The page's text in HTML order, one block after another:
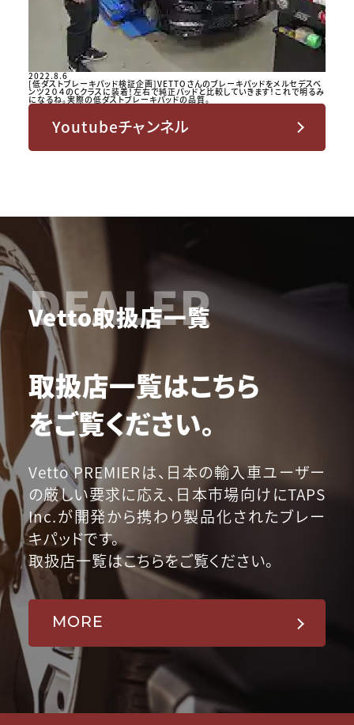
2022.8.6
[低ダストブレーキパッド検証企画]VETTOさんのブレーキパッドをメルセデスベ
ンツ２０４のCクラスに装着！左右で純正パッドと比較していきます！これで明るみ
になるね。実際の低ダストブレーキパッドの品質。
Youtubeチャンネル
DEALER
Vetto取扱店一覧
取扱店一覧はこちら
をご覧ください。
Vetto PREMIERは、日本の輸入車ユーザー
の厳しい要求に応え、日本市場向けにTAPS
Inc.が開発から携わり製品化されたブレー
キパッドです。
取扱店一覧はこちらをご覧ください。
MORE